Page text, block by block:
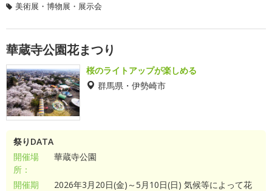
美術展・博物展・展示会
華蔵寺公園花まつり
桜のライトアップが楽しめる
群馬県・伊勢崎市
祭りDATA
開催場
所：
華蔵寺公園
開催期
2026年3月20日(金)～5月10日(日) 気候等によって花